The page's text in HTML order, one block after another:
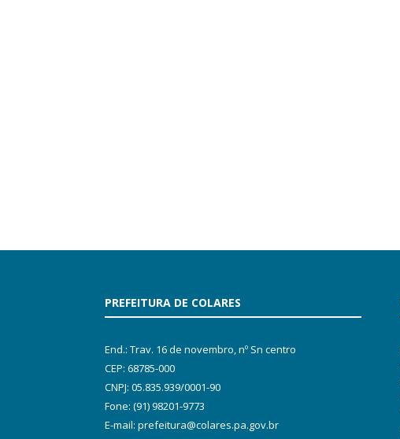
PREFEITURA DE COLARES
End.: Trav. 16 de novembro, nº Sn centro
CEP: 68785-000
CNPJ: 05.835.939/0001-90
Fone: (91) 98201-9773
E-mail: prefeitura@colares.pa.gov.br